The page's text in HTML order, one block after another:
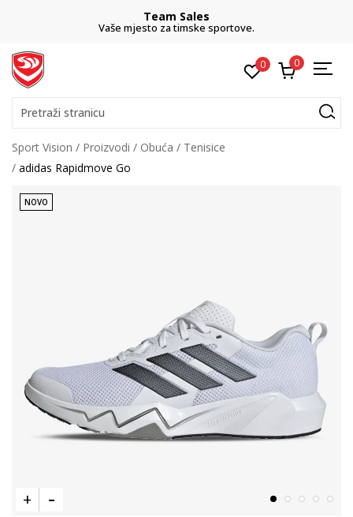
Team Sales
Vaše mjesto za timske sportove.
0 0
Pretraži stranicu
Sport Vision Proizvodi Obuća
Tenisice
adidas Rapidmove Go
NOVO